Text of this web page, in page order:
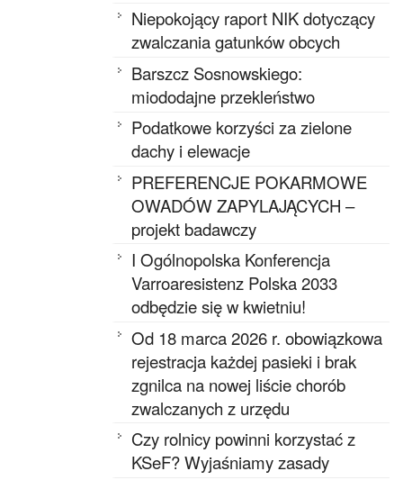
Niepokojący raport NIK dotyczący
zwalczania gatunków obcych
Barszcz Sosnowskiego:
miododajne przekleństwo
Podatkowe korzyści za zielone
dachy i elewacje
PREFERENCJE POKARMOWE
OWADÓW ZAPYLAJĄCYCH –
projekt badawczy
I Ogólnopolska Konferencja
Varroaresistenz Polska 2033
odbędzie się w kwietniu!
Od 18 marca 2026 r. obowiązkowa
rejestracja każdej pasieki i brak
zgnilca na nowej liście chorób
zwalczanych z urzędu
Czy rolnicy powinni korzystać z
KSeF? Wyjaśniamy zasady